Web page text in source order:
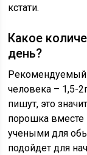
кстати.
Какое
день?
Рекомендуемый
человека – 1,5-
пишут, это
порошка вместе
учеными для
подойдет для